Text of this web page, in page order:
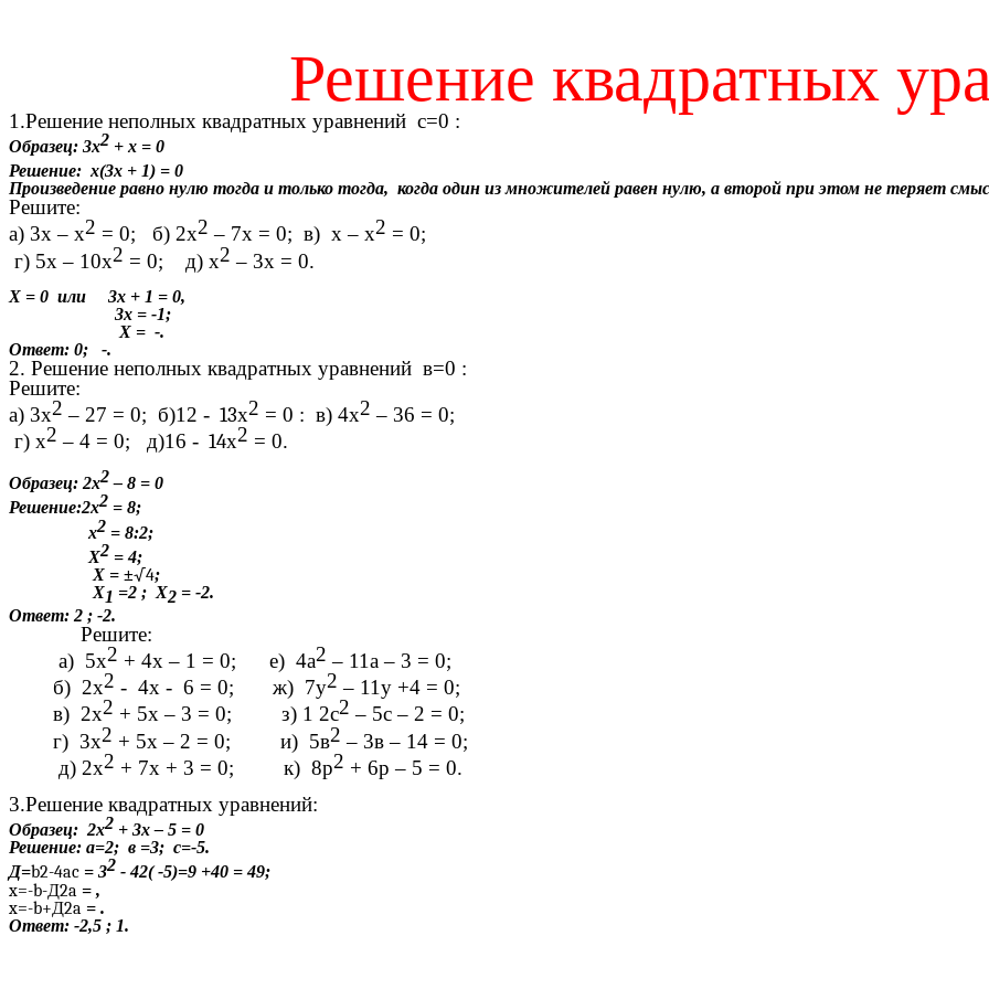
Решение квадратных
1.Решение неполных квадратных уравнений с=0 :
Образец: 3х2 + х = 0
Решение: х(3х + 1) = 0
Произведение равно нулю тогда и только тогда, когда один из множителей равен нулю, а второй при этом не теряет
Решите:
а) 3х – х2 = 0; б) 2х2 – 7х = 0; в) х – х2 = 0;
г) 5х – 10х2 = 0; д) х2 – 3х = 0.
Х = 0 или 3х + 1 = 0,
3х = -1;
Х = -.
Ответ: 0; -.
2. Решение неполных квадратных уравнений в=0 :
Решите:
а) 3х2 – 27 = 0; б)12 - 13х2 = 0 : в) 4х2 – 36 = 0;
г) х2 – 4 = 0; д)16 - 14х2 = 0.
Образец: 2х2– 8 = 0
Решение:2х2 = 8;
х2 = 8:2;
Х2 = 4;
Х = ±√4;
Х1 =2 ; Х2 = -2.
Ответ: 2 ; -2.
Решите:
а) 5х2 + 4х – 1 = 0; е) 4а2 – 11а – 3 = 0;
б) 2х2 - 4х - 6 = 0; ж) 7у2 – 11у +4 = 0;
в) 2х2 + 5х – 3 = 0; з) 1 2с2 – 5с – 2 = 0;
г) 3х2 + 5х – 2 = 0; и) 5в2 – 3в – 14 = 0;
д) 2х2 + 7х + 3 = 0; к) 8р2 + 6р – 5 = 0.
3.Решение квадратных уравнений:
Образец: 2х2 + 3х – 5 = 0
Решение: а=2; в =3; с=-5.
Д=b2-4ac = 32 - 42( -5)=9 +40 = 49;
x=-b-Д2a = ,
x=-b+Д2a = .
Ответ: -2,5 ; 1.